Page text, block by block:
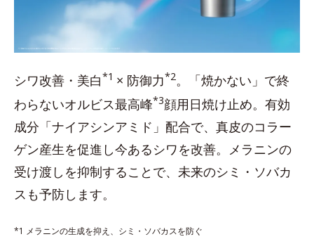
シワ改善・美白*1 × 防御力*2。「焼かない」で終
わらないオルビス最高峰*3顔用日焼け止め。有効
成分「ナイアシンアミド」配合で、真皮のコラー
ゲン産生を促進し今あるシワを改善。メラニンの
受け渡しを抑制することで、未来のシミ・ソバカ
スも予防します。
*1 メラニンの生成を抑え、シミ・ソバカスを防ぐ